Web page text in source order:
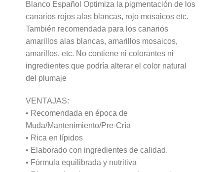
Blanco Español Optimiza la pigmentación de los
canarios rojos alas blancas, rojo mosaicos etc.
También recomendada para los canarios
amarillos alas blancas, amarillos mosaicos,
amarillos, etc. No contiene ni colorantes ni
ingredientes que podría alterar el color natural
del plumaje
VENTAJAS:
• Recomendada en época de
Muda/Mantenimiento/Pre-Cría
• Rica en lípidos
• Elaborado con ingredientes de calidad.
• Fórmula equilibrada y nutritiva